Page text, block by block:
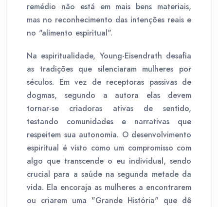
remédio não está em mais bens materiais,
mas no reconhecimento das intenções reais e
no "alimento espiritual".
Na espiritualidade, Young-Eisendrath desafia
as tradições que silenciaram mulheres por
séculos. Em vez de receptoras passivas de
dogmas, segundo a autora elas devem
tornar-se criadoras ativas de sentido,
testando comunidades e narrativas que
respeitem sua autonomia. O desenvolvimento
espiritual é visto como um compromisso com
algo que transcende o eu individual, sendo
crucial para a saúde na segunda metade da
vida. Ela encoraja as mulheres a encontrarem
ou criarem uma "Grande História" que dê